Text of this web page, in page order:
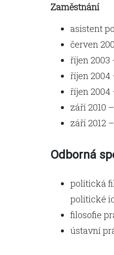
Zaměstnání
asistent
červen
říjen 2003
říjen 2004
říjen 2004
září 2010
září 2012
Odborná
politická
politické
filosofie
ústavní